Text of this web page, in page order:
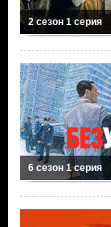
2 сезон 1 серия
6 сезон 1 серия